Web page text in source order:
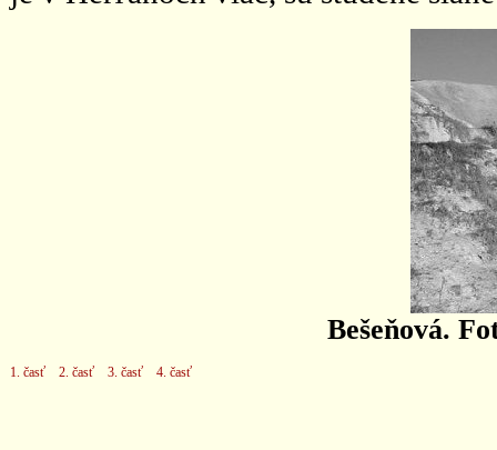
Bešeňová.
1. časť 2. časť 3. časť 4. časť